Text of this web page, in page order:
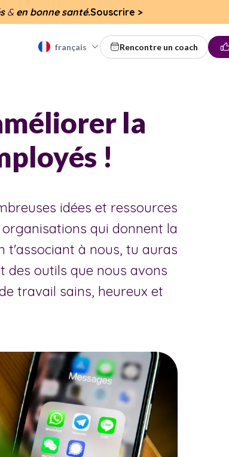
& en bonne santé.Souscrire >
français Rencontre un coach
la
!
idées et ressources
qui donnent la
t'associant à nous, tu auras
des outils que nous avons
travail sains, heureux et